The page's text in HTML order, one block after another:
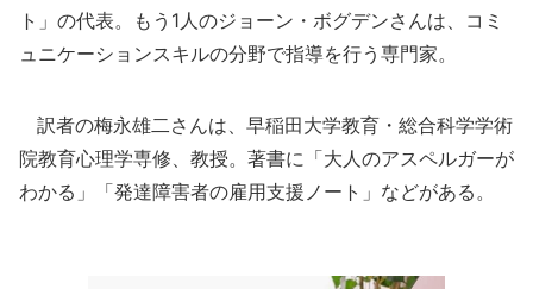
ト」の代表。もう1人のジョーン・ボグデンさんは、コミ
ュニケーションスキルの分野で指導を行う専門家。
訳者の梅永雄二さんは、早稲田大学教育・総合科学学術
院教育心理学専修、教授。著書に「大人のアスペルガーが
わかる」「発達障害者の雇用支援ノート」などがある。